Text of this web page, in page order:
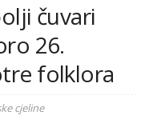
čuvari
26.
folklora
cjeline